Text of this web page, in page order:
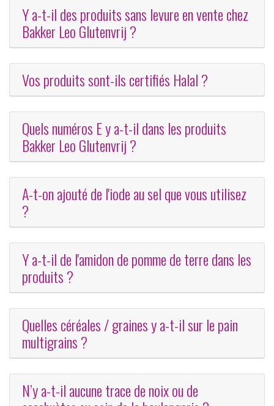
Y a-t-il des produits sans levure en vente chez
Bakker Leo Glutenvrij ?
Vos produits sont-ils certifiés Halal ?
Quels numéros E y a-t-il dans les produits
Bakker Leo Glutenvrij ?
A-t-on ajouté de l'iode au sel que vous utilisez
?
Y a-t-il de l'amidon de pomme de terre dans les
produits ?
Quelles céréales / graines y a-t-il sur le pain
multigrains ?
N’y a-t-il aucune trace de noix ou de